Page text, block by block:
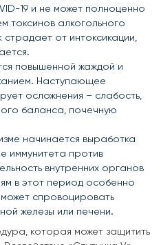
19 и не может полноценно
токсинов алкогольного
от интоксикации,
повышенной жаждой и
Наступающее
осложнения – слабость,
баланса, почечную
начинается выработка
иммунитета против
внутренних органов
в этот период особенно
спровоцировать
железы или печени.
которая может защитить